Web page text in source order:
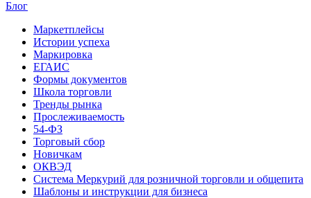
Блог
Маркетплейсы
Истории успеха
Маркировка
ЕГАИС
Формы документов
Школа торговли
Тренды рынка
Прослеживаемость
54-ФЗ
Торговый сбор
Новичкам
ОКВЭД
Система Меркурий для розничной торговли и общепита
Шаблоны и инструкции для бизнеса